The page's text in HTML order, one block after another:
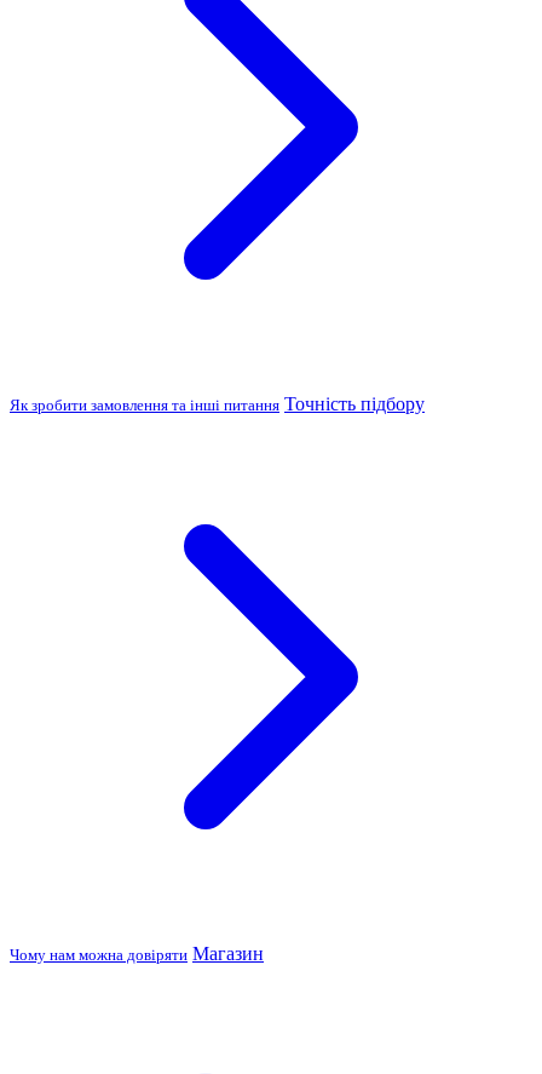
Як зробити замовлення та інші питання Точність підбору
Чому нам можна довіряти Магазин